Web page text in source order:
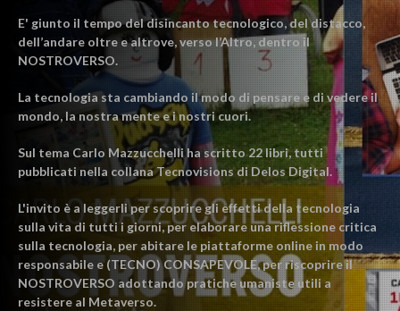
E' giunto il tempo del disincanto tecnologico, del distacco,
dell’andare oltre e altrove, verso l’Altro, dentro il
NOSTROVERSO.
La tecnologia sta cambiando il modo di pensare e di vedere il
mondo, la nostra mente e i nostri cuori.
Sul tema Carlo Mazzucchelli ha scritto 22 libri, tutti
pubblicati nella collana Tecnovisions di Delos Digital.
L'invito è a leggerli per scoprire gli effetti della tecnologia
sulla vita di tutti i giorni, per elaborare una riflessione critica
sulla tecnologia, per abitare le piattaforme online in modo
responsabile e (TECNO) CONSAPEVOLE, per riscoprire il
NOSTROVERSO adottando pratiche umaniste utili a
resistere al Metaverso.